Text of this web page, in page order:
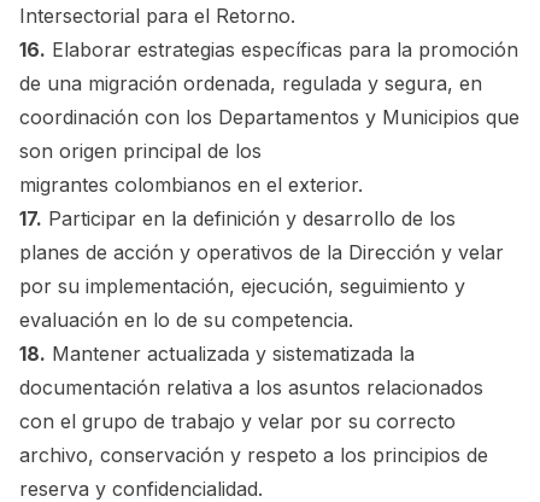
Intersectorial para el Retorno.
16. Elaborar estrategias específicas para la promoción
de una migración ordenada, regulada y segura, en
coordinación con los Departamentos y Municipios que
son origen principal de los
migrantes colombianos en el exterior.
17. Participar en la definición y desarrollo de los
planes de acción y operativos de la Dirección y velar
por su implementación, ejecución, seguimiento y
evaluación en lo de su competencia.
18. Mantener actualizada y sistematizada la
documentación relativa a los asuntos relacionados
con el grupo de trabajo y velar por su correcto
archivo, conservación y respeto a los principios de
reserva y confidencialidad.